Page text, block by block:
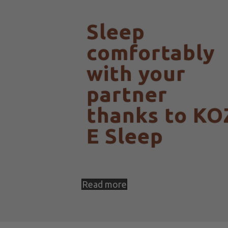
Sleep
comfortably
with your
partner
thanks to
E Sleep
Read more